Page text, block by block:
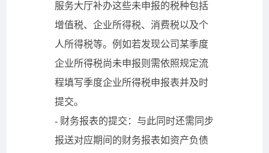
服务大厅补办这些未申报的税种包括
增值税、企业所得税、消费税以及个
人所得税等。例如若发现公司某季度
企业所得税尚未申报则需依照规定流
程填写季度企业所得税申报表并及时
提交。
- 财务报表的提交：与此同时还需同步
报送对应期间的财务报表如资产负债